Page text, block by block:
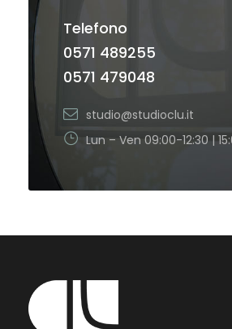
Telefono
0571 489255
0571 479048
studio@studioclu.it
Lun – Ven 09:00-12:30 |